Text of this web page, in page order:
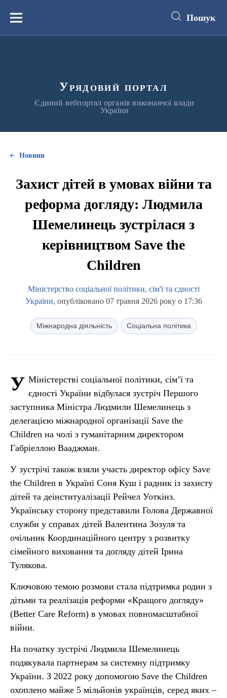
вмістуМеню Пошук
Урядовий портал
Єдиний вебпортал органів виконавчої влади
України
Новини
Захист дітей в умовах війни та
реформа догляду: Людмила
Шемелинець зустрілася з
керівництвом Save the
Children
Міністерство соціальної політики, сім'ї та єдності
України, опубліковано 07 травня 2026 року о 17:36
Міжнародна діяльність Соціальна політика
У Міністерстві соціальної політики, сім’ї та
єдності України відбулася зустріч Першого
заступника Міністра Людмили Шемелинець з
делегацією міжнародної організації Save the
Children на чолі з гуманітарним директором
Габріеллою Вааджман.
У зустрічі також взяли участь директор офісу Save
the Children в Україні Соня Куш і радник із захисту
дітей та деінституалізації Рейчел Уоткінз.
Українську сторону представили Голова Державної
служби у справах дітей Валентина Зозуля та
очільник Координаційного центру з розвитку
сімейного виховання та догляду дітей Ірина
Тулякова.
Ключовою темою розмови стала підтримка родин з
дітьми та реалізація реформи «Кращого догляду»
(Better Care Reform) в умовах повномасштабної
війни.
На початку зустрічі Людмила Шемелинець
подякувала партнерам за системну підтримку
України. З 2022 року допомогою Save the Children
охоплено майже 5 мільйонів українців, серед яких –